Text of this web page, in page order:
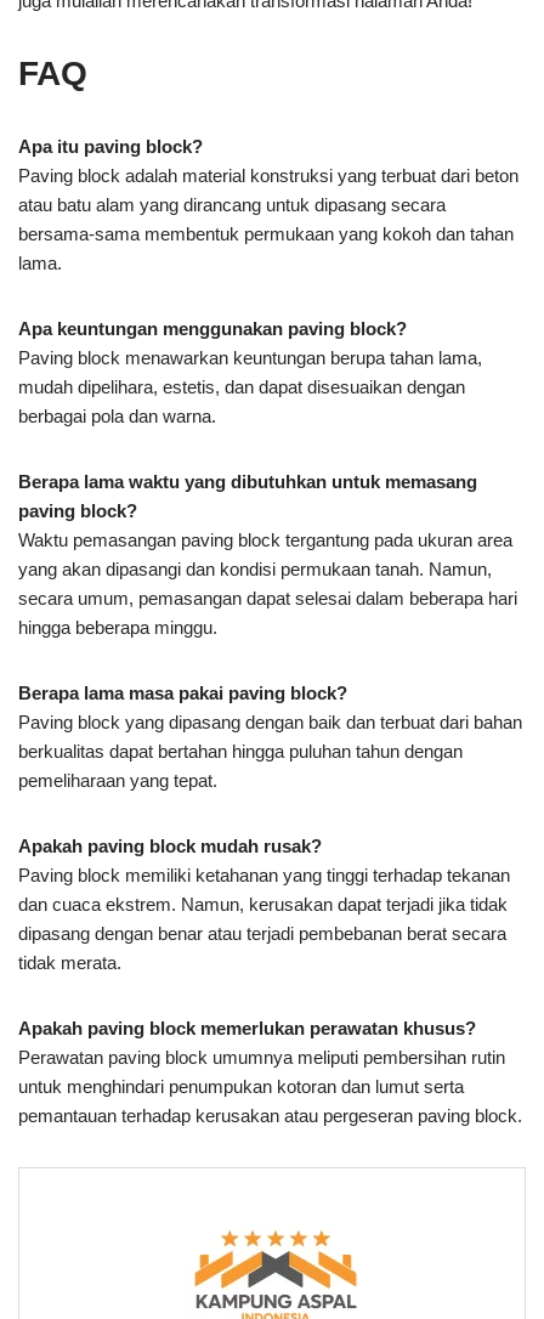
FAQ
Apa itu paving block?
Paving block adalah material konstruksi yang terbuat dari beton
atau batu alam yang dirancang untuk dipasang secara
bersama-sama membentuk permukaan yang kokoh dan tahan
lama.
Apa keuntungan menggunakan paving block?
Paving block menawarkan keuntungan berupa tahan lama,
mudah dipelihara, estetis, dan dapat disesuaikan dengan
berbagai pola dan warna.
Berapa lama waktu yang dibutuhkan untuk memasang
paving block?
Waktu pemasangan paving block tergantung pada ukuran area
yang akan dipasangi dan kondisi permukaan tanah. Namun,
secara umum, pemasangan dapat selesai dalam beberapa hari
hingga beberapa minggu.
Berapa lama masa pakai paving block?
Paving block yang dipasang dengan baik dan terbuat dari bahan
berkualitas dapat bertahan hingga puluhan tahun dengan
pemeliharaan yang tepat.
Apakah paving block mudah rusak?
Paving block memiliki ketahanan yang tinggi terhadap tekanan
dan cuaca ekstrem. Namun, kerusakan dapat terjadi jika tidak
dipasang dengan benar atau terjadi pembebanan berat secara
tidak merata.
Apakah paving block memerlukan perawatan khusus?
Perawatan paving block umumnya meliputi pembersihan rutin
untuk menghindari penumpukan kotoran dan lumut serta
pemantauan terhadap kerusakan atau pergeseran paving block.